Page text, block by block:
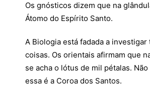
Os gnósticos dizem que na
Átomo do Espírito Santo.
A Biologia está fadada a investigar
coisas. Os orientais afirmam que
se acha o lótus de mil pétalas.
essa é a Coroa dos Santos.